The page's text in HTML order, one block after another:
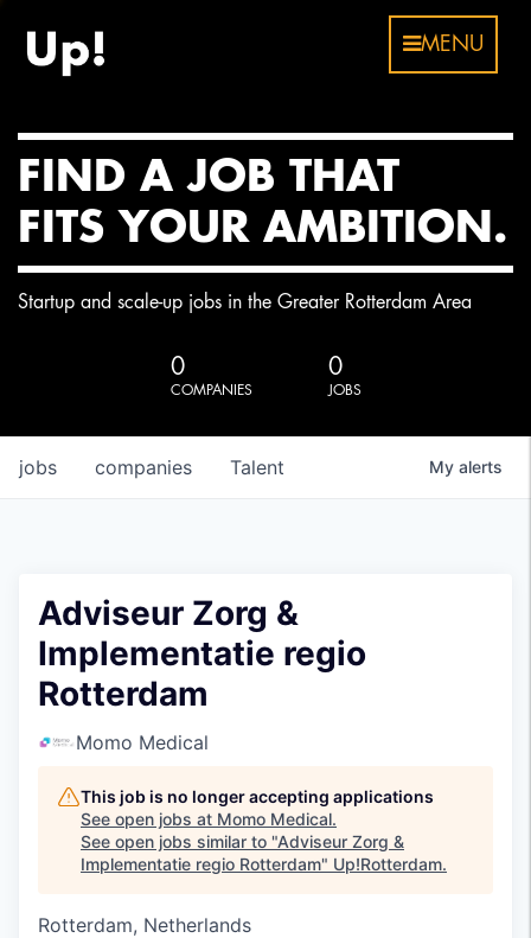
MENU
FIND A JOB THAT
FITS YOUR AMBITION.
Startup and scale-up jobs in the Greater Rotterdam Area
0
COMPANIES
0
JOBS
jobs companies Talent My alerts
Adviseur Zorg &
Implementatie regio
Rotterdam
Momo Medical
This job is no longer accepting applications
See open jobs at Momo Medical.
See open jobs similar to "Adviseur Zorg &
Implementatie regio Rotterdam" Up!Rotterdam.
Rotterdam, Netherlands